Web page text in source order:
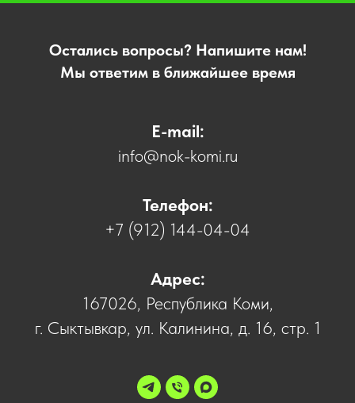
Остались вопросы? Напишите нам!
Мы ответим в ближайшее время
E-mail:
info@nok-komi.ru
Телефон:
+7 (912) 144-04-04
Адрес:
167026, Республика Коми,
г. Сыктывкар, ул. Калинина, д. 16, стр. 1